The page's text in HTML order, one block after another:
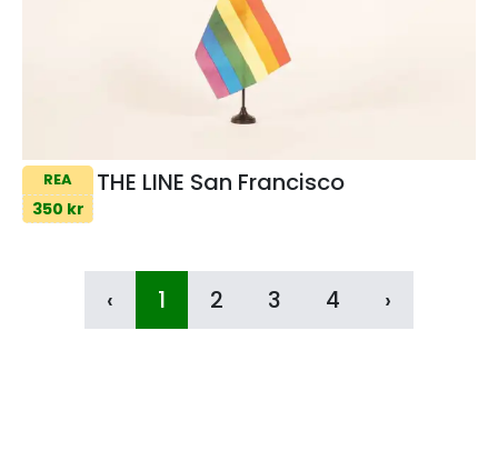
REA
350 kr
THE LINE San Francisco
‹ 1 2 3 4 ›